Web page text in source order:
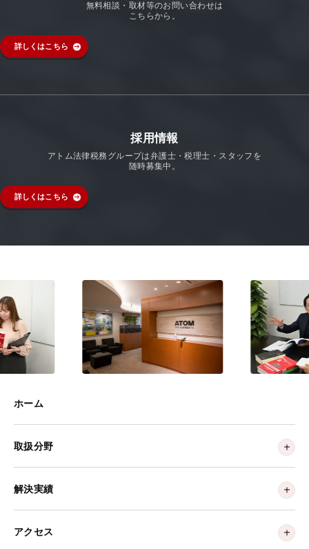
無料相談・取材等のお問い合わせは
こちらから。
詳しくはこちら
採用情報
アトム法律税務グループは弁護士・税理士・スタッフを
随時募集中。
詳しくはこちら
ホーム
取扱分野
解決実績
アクセス